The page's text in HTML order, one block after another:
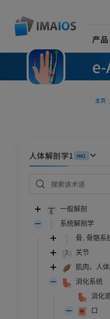
产品
主页
人体解剖学1 HA1
一般解剖
系统解剖学
骨, 骨骼系
关节
肌肉、人
消化系统
消化
口